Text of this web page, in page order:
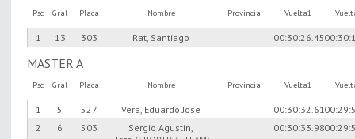
Psc Gral Placa Nombre Provincia Vuelta1
1 13 303 Rat, Santiago 00:30:26.45
MASTER A
Psc Gral Placa Nombre Provincia Vuelta1
1 5 527 Vera, Eduardo Jose 00:30:32.61
2
6 503
Sergio Agustin,
00:30:33.98